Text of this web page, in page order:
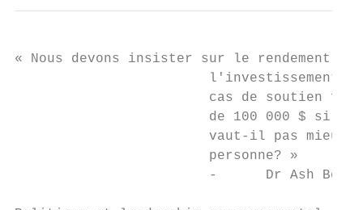
« Nous devons insister sur le rendement de
l'investissement
cas de soutien
de 100 000 $ si
vaut-il pas mieux
                        personne? »
-      Dr Ash